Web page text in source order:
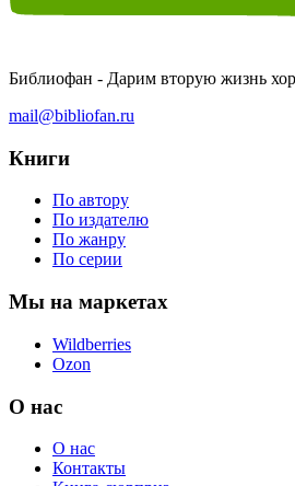
Библиофан - Дарим вторую жизнь
mail@bibliofan.ru
Книги
По автору
По издателю
По жанру
По серии
Мы на маркетах
Wildberries
Ozon
О нас
О нас
Контакты